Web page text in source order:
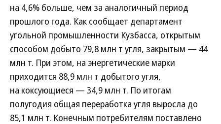
на 4,6% больше, чем за аналогичный период
прошлого года. Как сообщает департамент
угольной промышленности Кузбасса, открытым
способом добыто 79,8 млн т угля, закрытым — 44
млн т. При этом, на энергетические марки
приходится 88,9 млн т добытого угля,
на коксующиеся — 34,9 млн т. По итогам
полугодия общая переработка угля выросла до
85,1 млн т. Конечным потребителям поставлено